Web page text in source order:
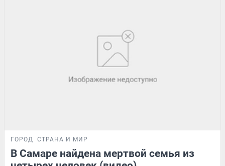
ГОРОД СТРАНА И МИР
В Самаре найдена мертвой семья из